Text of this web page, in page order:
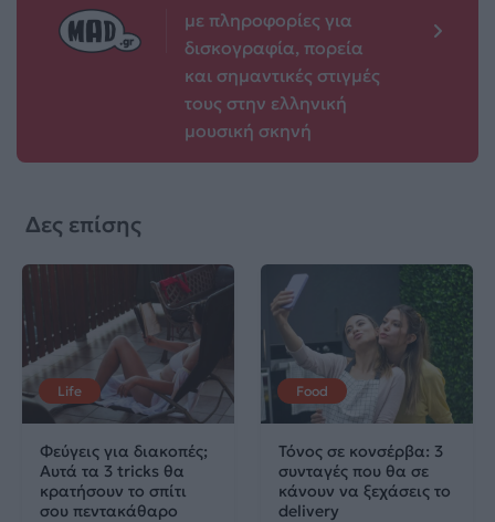
με πληροφορίες για
δισκογραφία, πορεία
και σημαντικές στιγμές
τους στην ελληνική
μουσική σκηνή
Δες επίσης
Life
Φεύγεις για διακοπές;
Αυτά τα 3 tricks θα
κρατήσουν το σπίτι
σου πεντακάθαρο
Food
Τόνος σε κονσέρβα: 3
συνταγές που θα σε
κάνουν να ξεχάσεις το
delivery